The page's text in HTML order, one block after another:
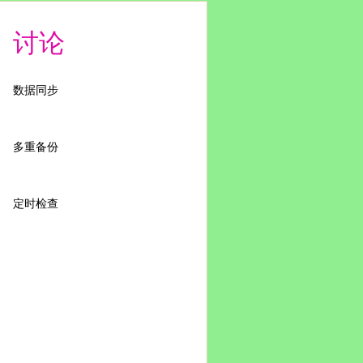
讨论
数据同步
多重备份
定时检查